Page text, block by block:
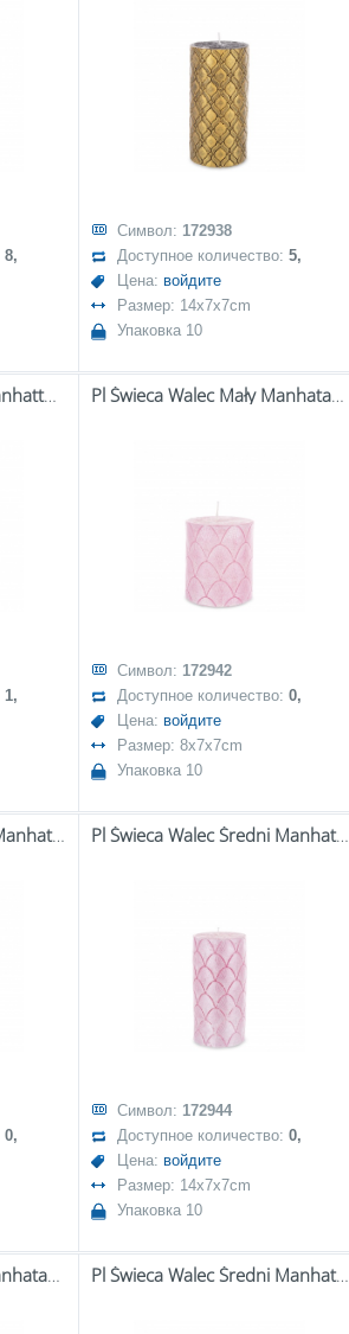
8,
Символ: 172938
Доступное количество: 5,
Цена: войдите
Размер: 14x7x7cm
Упаковка 10
Pl Świeca Walec Mały Manhattan Biały Perła
1,
Pl Świeca Walec Mały Manhatan Róż
Символ: 172942
Доступное количество: 0,
Цена: войдите
Размер: 8x7x7cm
Упаковка 10
Pl Świeca Walec Średni Manhatan Mięta
0,
Pl Świeca Walec Średni Manhatan Róż
Символ: 172944
Доступное количество: 0,
Цена: войдите
Размер: 14x7x7cm
Упаковка 10
Pl Świeca Walec Mały Manhatan Mięta Pl Świeca Walec Średni Manhatan Czarny